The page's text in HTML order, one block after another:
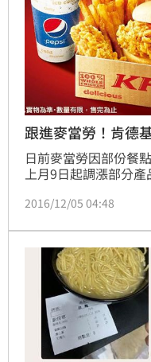
跟進麥當勞！肯德
日前麥當勞因部份餐
上月9日起調漲部分
2016/12/05 04:48